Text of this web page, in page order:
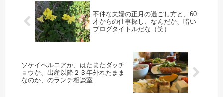
不仲な夫婦の正月の過ごし方と、60
才からの仕事探し、なんだか、暗い
ブログタイトルだな（笑）
ソケイヘルニアか、はたまたダッチ
ョウか、出産以降２３年外れたまま
なのか、のランチ相談室